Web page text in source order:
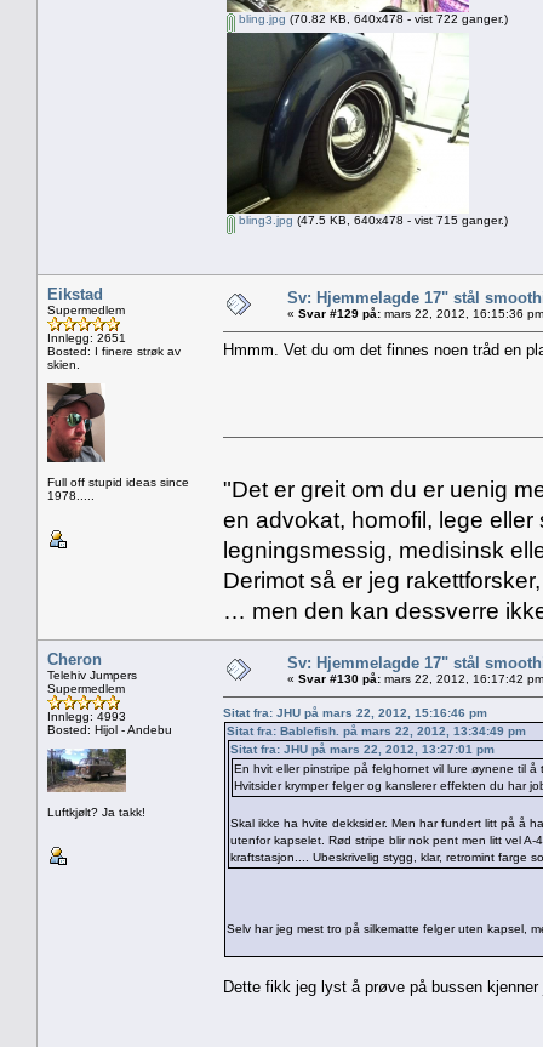
bling.jpg (70.82 KB, 640x478 - vist 722 ganger.)
bling3.jpg (47.5 KB, 640x478 - vist 715 ganger.)
Eikstad
Supermedlem
Innlegg: 2651
Bosted: I finere strøk av
skien.
Full off stupid ideas since
1978.....
Sv: Hjemmelagde 17" stål
« Svar #129 på: mars 22, 2012, 16:15:36
Hmmm. Vet du om det finnes noen tråd en
"Det er greit om du er uenig
en advokat, homofil, lege
legningsmessig, medisinsk
Derimot så er jeg
… men den kan dessverre
Cheron
Telehiv Jumpers
Supermedlem
Innlegg: 4993
Bosted: Hijol - Andebu
Luftkjølt? Ja takk!
Sv: Hjemmelagde 17" stål
« Svar #130 på: mars 22, 2012, 16:17:42
Sitat fra: JHU på mars 22, 2012, 15:16:46 pm
Sitat fra: Bablefish. på mars 22, 2012, 13:34:49 pm
Sitat fra: JHU på mars 22, 2012, 13:27:01 pm
En hvit eller pinstripe på felghornet vil lure øynene til
Hvitsider krymper felger og kanslerer effekten du har
Skal ikke ha hvite dekksider. Men har fundert litt på å
utenfor kapselet. Rød stripe blir nok pent men litt vel
kraftstasjon.... Ubeskrivelig stygg, klar, retromint farge
Selv har jeg mest tro på silkematte felger uten kapsel,
Dette fikk jeg lyst å prøve på bussen kjenner